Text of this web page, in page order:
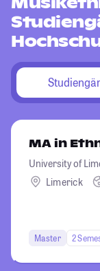
MA in
University of
Limerick
Master 2